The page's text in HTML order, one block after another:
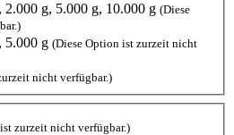
2.000 g, 5.000 g, 10.000 g (Diese
5.000 g (Diese Option ist zurzeit nicht
nicht verfügbar.)
zurzeit nicht verfügbar.)